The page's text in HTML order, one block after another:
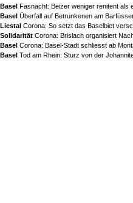
Basel Fasnacht: Beizer weniger renitent als
Basel Überfall auf Betrunkenen am
Liestal Corona: So setzt das Baselbiet
Solidarität Corona: Brislach organisiert
Basel Corona: Basel-Stadt schliesst ab
Basel Tod am Rhein: Sturz von der